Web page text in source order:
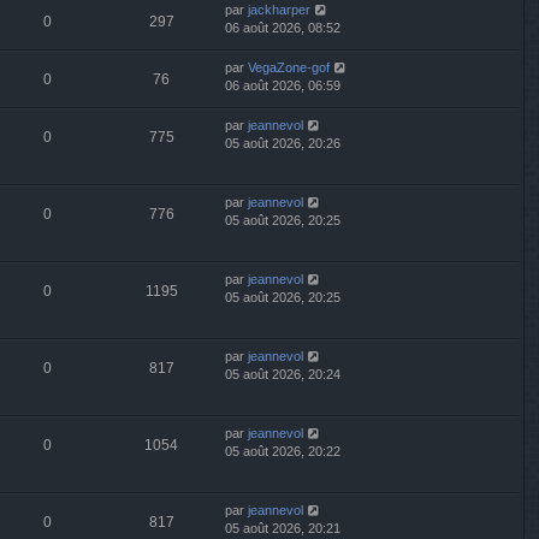
0 297
par jackharper
06 août 2026, 08:52
0 76
par VegaZone-gof
06 août 2026, 06:59
0 775
par jeannevol
05 août 2026, 20:26
0 776
par jeannevol
05 août 2026, 20:25
0 1195
par jeannevol
05 août 2026, 20:25
0 817
par jeannevol
05 août 2026, 20:24
0 1054
par jeannevol
05 août 2026, 20:22
0 817
par jeannevol
05 août 2026, 20:21